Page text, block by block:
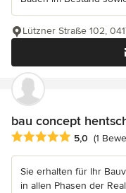
Lützner Straße 102,
bau concept
Durchschnittliche
5,0 (1
Sie erhalten für Ihr
in allen Phasen der